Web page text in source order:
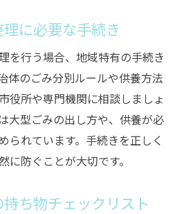
に必要な手続き
を行う場合、地域特有の手続き
体のごみ分別ルールや供養方法
役所や専門機関に相談しましょ
大型ごみの出し方や、供養が必
られています。手続きを正しく
防ぐことが大切です。
ち物チェックリスト